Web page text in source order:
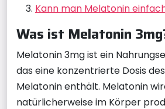
Kann man Melatonin
Was ist Melatonin
Melatonin 3mg ist ein
das eine konzentrierte Dosis
Melatonin enthält. Melatonin
natürlicherweise im Körper